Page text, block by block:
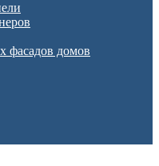
фасадов домов